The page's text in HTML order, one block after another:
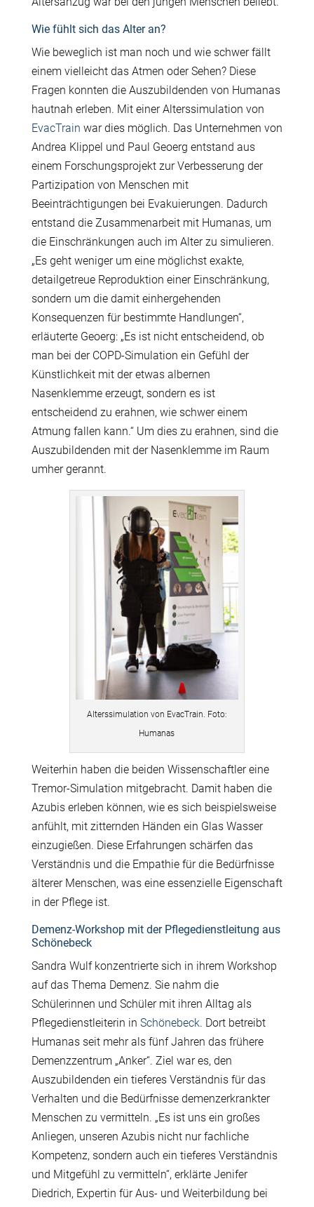
Wie fühlt sich das Alter an?
Wie beweglich ist man noch und wie schwer fällt
einem vielleicht das Atmen oder Sehen? Diese
Fragen konnten die Auszubildenden von Humanas
hautnah erleben. Mit einer Alterssimulation von
EvacTrain war dies möglich. Das Unternehmen von
Andrea Klippel und Paul Geoerg entstand aus
einem Forschungsprojekt zur Verbesserung der
Partizipation von Menschen mit
Beeinträchtigungen bei Evakuierungen. Dadurch
entstand die Zusammenarbeit mit Humanas, um
die Einschränkungen auch im Alter zu simulieren.
„Es geht weniger um eine möglichst exakte,
detailgetreue Reproduktion einer Einschränkung,
sondern um die damit einhergehenden
Konsequenzen für bestimmte Handlungen“,
erläuterte Geoerg: „Es ist nicht entscheidend, ob
man bei der COPD-Simulation ein Gefühl der
Künstlichkeit mit der etwas albernen
Nasenklemme erzeugt, sondern es ist
entscheidend zu erahnen, wie schwer einem
Atmung fallen kann.“ Um dies zu erahnen, sind die
Auszubildenden mit der Nasenklemme im Raum
umher gerannt.
Alterssimulation von EvacTrain. Foto:
Humanas
Weiterhin haben die beiden Wissenschaftler eine
Tremor-Simulation mitgebracht. Damit haben die
Azubis erleben können, wie es sich beispielsweise
anfühlt, mit zitternden Händen ein Glas Wasser
einzugießen. Diese Erfahrungen schärfen das
Verständnis und die Empathie für die Bedürfnisse
älterer Menschen, was eine essenzielle Eigenschaft
in der Pflege ist.
Demenz-Workshop mit der Pflegedienstleitung aus
Schönebeck
Sandra Wulf konzentrierte sich in ihrem Workshop
auf das Thema Demenz. Sie nahm die
Schülerinnen und Schüler mit ihren Alltag als
Pflegedienstleiterin in Schönebeck. Dort betreibt
Humanas seit mehr als fünf Jahren das frühere
Demenzzentrum „Anker“. Ziel war es, den
Auszubildenden ein tieferes Verständnis für das
Verhalten und die Bedürfnisse demenzerkrankter
Menschen zu vermitteln. „Es ist uns ein großes
Anliegen, unseren Azubis nicht nur fachliche
Kompetenz, sondern auch ein tieferes Verständnis
und Mitgefühl zu vermitteln“, erklärte Jenifer
Diedrich, Expertin für Aus- und Weiterbildung bei